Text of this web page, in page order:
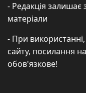
- Редакція
матеріали
- При використанні,
сайту, посилання
обов'язкове!